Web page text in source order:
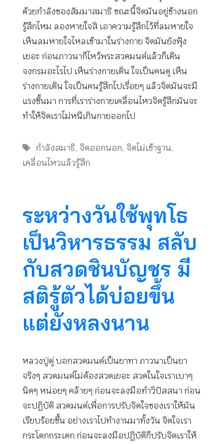
ด้วยกำลังของสัมมาสมาธิ ขณะนี้จิตมันอยู่ข้างนอก
รู้สึกไหม ลองหายใจสิ เอาความรู้สึกไว้ที่ลมหายใจ
เห็นลมหายใจไหลเข้ามาในร่างกาย จิตมันยังฟุ้ง
เยอะ ก่อนภาวนาก็ไหว้พระสวดมนต์แล้วก็เดิน
จงกรมอะไรไป เห็นร่างกายเดิน ใจเป็นคนดู เห็น
ร่างกายเดิน ใจเป็นคนรู้สึกไปเรื่อยๆ แล้วจิตมันจะมี
แรงขึ้นมา การที่เราร่างกายเคลื่อนไหวจิตรู้สึกมันจะ
ทำให้จิตเราไม่หนีเกินกายออกไป
Tags
กำลังสมาธิ, จิตออกนอก, จิตไม่เข้าฐาน,
เคลื่อนไหวแล้วรู้สึก
ระหว่างวันใช้พุทโธ
เป็นวิหารธรรม สลับ
กับสวดชินบัญชร มี
สติรู้ตัวได้บ่อยขึ้น
แต่ยังหลงนาน
หลวงปู่ดู่ บอกสวดมนต์เป็นยาทา ภาวนาเป็นยา
จริงๆ สวดมนต์ไม่ต้องสวดเยอะ สวดในใจเราเบาๆ
นิดๆ หน่อยๆ คล้ายๆ ก่อนจะลงมือทำวิปัสสนา ก่อน
จะปฏิบัติ สวดมนต์เพื่อการปรับจิตใจของเราให้มัน
เรียบร้อยขึ้น อย่างเราไปทำงานมาทั้งวัน จิตใจเรา
กระโดกกระเดก ก่อนจะลงมือปฏิบัติก็ปรับจิตเราให้